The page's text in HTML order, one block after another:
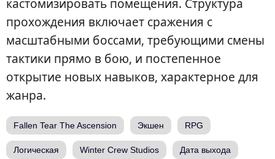
кастомизировать помещения. Структура
прохождения включает сражения с
масштабными боссами, требующими смены
тактики прямо в бою, и постепенное
открытие новых навыков, характерное для
жанра.
Fallen Tear The Ascension Экшен RPG
Логическая Winter Crew Studios Дата выхода